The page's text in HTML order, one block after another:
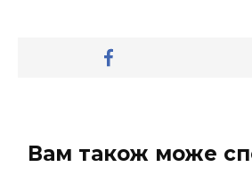
Вам також може